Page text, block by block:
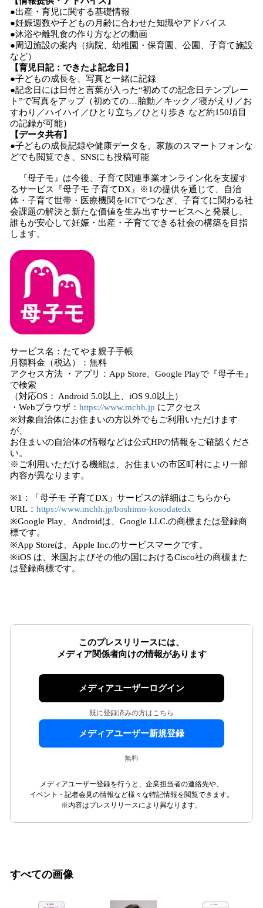
●出産・育児に関する基礎情報
●妊娠週数や子どもの月齢に合わせた知識やアドバイス
●沐浴や離乳食の作り方などの動画
●周辺施設の案内（病院、幼稚園・保育園、公園、子育て施設
など）
【育児日記：できたよ記念日】
●子どもの成長を、写真と一緒に記録
●記念日には日付と言葉が入った“初めての記念日テンプレー
ト”で写真をアップ（初めての…胎動／キック／寝がえり／お
すわり／ハイハイ／ひとり立ち／ひとり歩き など約150項目
の記録が可能）
【データ共有】
●子どもの成長記録や健康データを、家族のスマートフォンな
どでも閲覧でき、SNSにも投稿可能
『母子モ』は今後、子育て関連事業オンライン化を支援す
るサービス『母子モ 子育てDX』※1の提供を通じて、自治
体・子育て世帯・医療機関をICTでつなぎ、子育てに関わる社
会課題の解決と新たな価値を生み出すサービスへと発展し、
誰もが安心して妊娠・出産・子育てできる社会の構築を目指
します。
サービス名：たてやま親子手帳
月額料金（税込）：無料
アクセス方法 ・アプリ：App Store、Google Playで『母子モ』
で検索
（対応OS： Android 5.0以上、iOS 9.0以上）
・Webブラウザ： https://www.mchh.jp にアクセス
※対象自治体にお住まいの方以外でもご利用いただけます
が、
お住まいの自治体の情報などは公式HPの情報をご確認くださ
い。
※ご利用いただける機能は、お住まいの市区町村により一部
内容が異なります。
※1：「母子モ 子育てDX」サービスの詳細はこちらから
URL： https://www.mchh.jp/boshimo-kosodatedx
※Google Play、Androidは、Google LLC.の商標または登録商
標です。
※App Storeは、Apple Inc.のサービスマークです。
※iOS は、米国およびその他の国におけるCisco社の商標また
は登録商標です。
このプレスリリースには、
メディア関係者向けの情報があります
メディアユーザーログイン
既に登録済みの方はこちら
メディアユーザー新規登録
無料
メディアユーザー登録を行うと、企業担当者の連絡先や、
イベント・記者会見の情報など様々な特記情報を閲覧できます。
※内容はプレスリリースにより異なります。
すべての画像